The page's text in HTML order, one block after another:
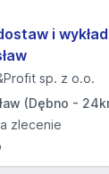
i
sp. z o.o.
(Dębno -
zlecenie